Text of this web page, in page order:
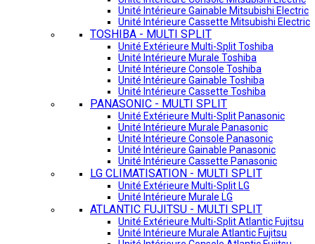
Unité Intérieure Gainable Mitsubishi Electric
Unité Intérieure Cassette Mitsubishi Electric
TOSHIBA - MULTI SPLIT
Unité Extérieure Multi-Split Toshiba
Unité Intérieure Murale Toshiba
Unité Intérieure Console Toshiba
Unité Intérieure Gainable Toshiba
Unité Intérieure Cassette Toshiba
PANASONIC - MULTI SPLIT
Unité Extérieure Multi-Split Panasonic
Unité Intérieure Murale Panasonic
Unité Intérieure Console Panasonic
Unité Intérieure Gainable Panasonic
Unité Intérieure Cassette Panasonic
LG CLIMATISATION - MULTI SPLIT
Unité Extérieure Multi-Split LG
Unité Intérieure Murale LG
ATLANTIC FUJITSU - MULTI SPLIT
Unité Extérieure Multi-Split Atlantic Fujitsu
Unité Intérieure Murale Atlantic Fujitsu